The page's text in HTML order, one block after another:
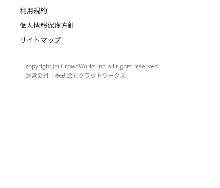
利用規約
個人情報保護方針
サイトマップ
copyright (c) CrowdWorks Inc. all rights reserved.
運営会社：株式会社クラウドワークス